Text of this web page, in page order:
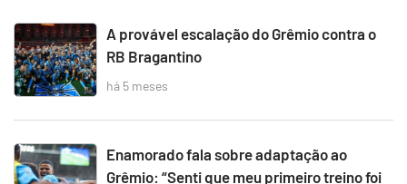
A provável escalação do Grêmio contra o
RB Bragantino
há 5 meses
Enamorado fala sobre adaptação ao
Grêmio: “Senti que meu primeiro treino foi